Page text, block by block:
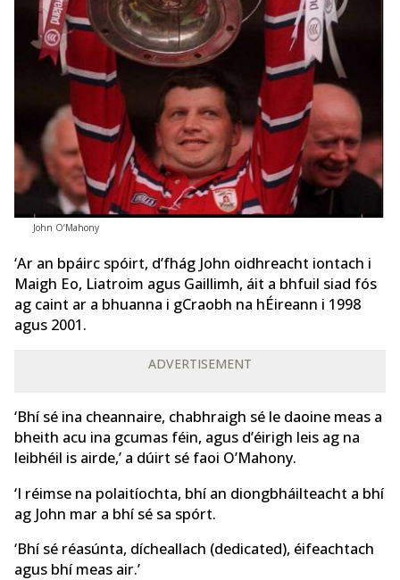
John O’Mahony
‘Ar an bpáirc spóirt, d’fhág John oidhreacht iontach i
Maigh Eo, Liatroim agus Gaillimh, áit a bhfuil siad fós
ag caint ar a bhuanna i gCraobh na hÉireann i 1998
agus 2001.
ADVERTISEMENT
‘Bhí sé ina cheannaire, chabhraigh sé le daoine meas a
bheith acu ina gcumas féin, agus d’éirigh leis ag na
leibhéil is airde,’ a dúirt sé faoi O’Mahony.
‘I réimse na polaitíochta, bhí an diongbháilteacht a bhí
ag John mar a bhí sé sa spórt.
‘Bhí sé réasúnta, dícheallach (dedicated), éifeachtach
agus bhí meas air.’